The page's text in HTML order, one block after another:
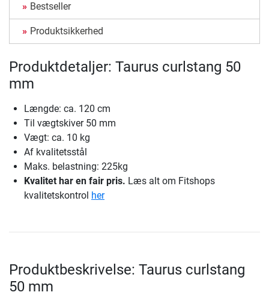
Bestseller
Produktsikkerhed
Produktdetaljer: Taurus curlstang 50
mm
Længde: ca. 120 cm
Til vægtskiver 50 mm
Vægt: ca. 10 kg
Af kvalitetsstål
Maks. belastning: 225kg
Kvalitet har en fair pris. Læs alt om Fitshops
kvalitetskontrol her
Produktbeskrivelse: Taurus curlstang
50 mm